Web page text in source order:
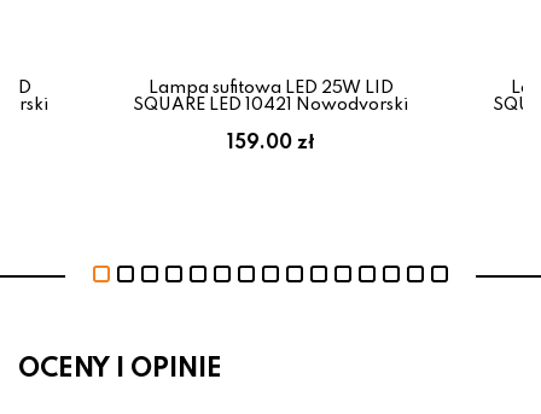
Lampa sufitowa LED 25W LID
SQUARE LED 10421 Nowodvorski
159.00 zł
OCENY I OPINIE